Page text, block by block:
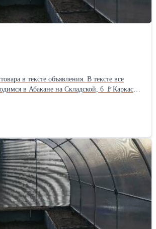
в тексте объявления. В тексте все
в Абакане на Складской, 6 🚩Каркас
из оцинкованной профильной трубы 20*20
и две форточки, дуги через 1 метр. 🚩
Сборка - труба в трубу на саморез.
каркас 3*4м. БЕЗ поликарбоната. 🚩
можно приобрести у нас отдельно, на
увеличивается по длине кратно - двум
🚩Цена вставки для увеличения
руб. 🚩Каркас 3*4м выходит - 11 000 руб. 🚩
- 13 950 руб. 🚩Каркас 3*8м выходит - 16
выходит - 29 850 руб. Данный каркас
- полностью соответствует своей цене❗
быть любой кратной двум метрам от 4х
- увидеть, потрогать данный каркас для